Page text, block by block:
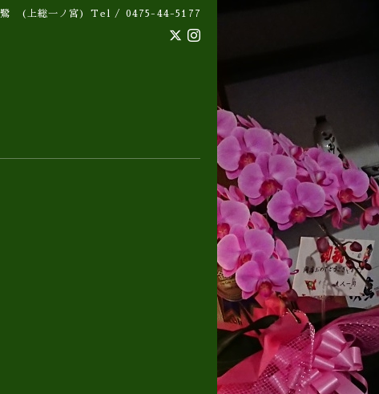
鷺 (上総一ノ宮) Tel / 0475-44-5177